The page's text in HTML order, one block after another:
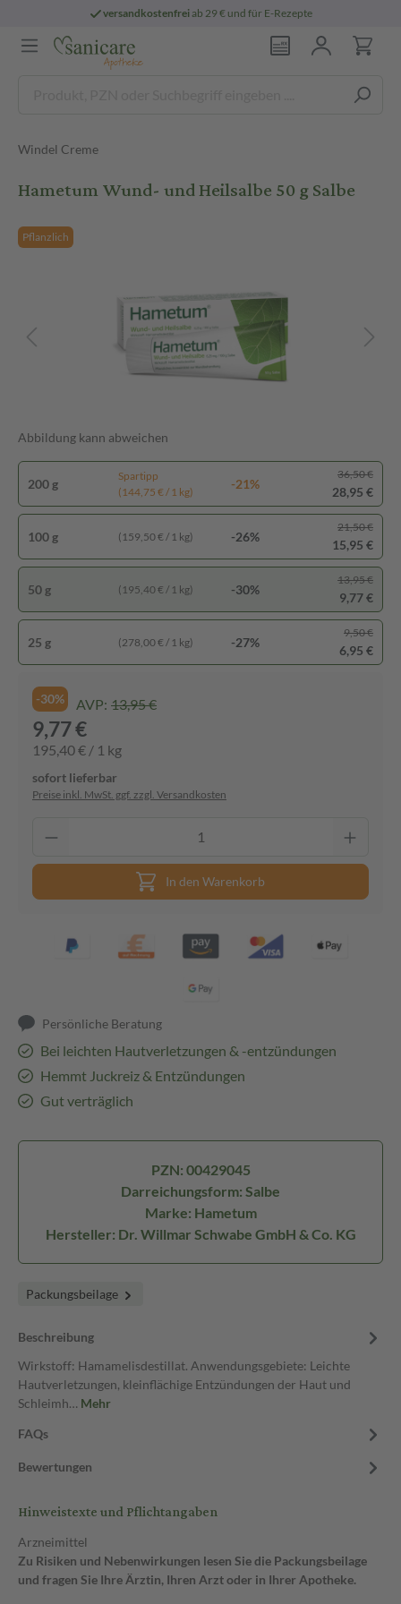
versandkostenfreiab 29 € und für E-Rezepte
Windel Creme
Hametum Wund- und Heilsalbe 50 g Salbe
Pflanzlich
Abbildung kann abweichen
200 g
Spartipp
(144,75 € / 1 kg)
-21%
36,50 €
28,95 €
100 g (159,50 € / 1 kg) -26%
21,50 €
15,95 €
50 g (195,40 € / 1 kg) -30%
13,95 €
9,77 €
25 g (278,00 € / 1 kg) -27%
9,50 €
6,95 €
-30% AVP: 13,95 €
9,77 €
195,40 € / 1 kg
sofort lieferbar
Preise inkl. MwSt. ggf. zzgl. Versandkosten
In den Warenkorb
Persönliche Beratung
Bei leichten Hautverletzungen & -entzündungen
Hemmt Juckreiz & Entzündungen
Gut verträglich
PZN: 00429045
Darreichungsform: Salbe
Marke: Hametum
Hersteller: Dr. Willmar Schwabe GmbH & Co. KG
Packungsbeilage
Beschreibung
Wirkstoff: Hamamelisdestillat. Anwendungsgebiete: Leichte
Hautverletzungen, kleinflächige Entzündungen der Haut und
Schleimh… Mehr
FAQs
Bewertungen
Hinweistexte und Pflichtangaben
Arzneimittel
Zu Risiken und Nebenwirkungen lesen Sie die Packungsbeilage
und fragen Sie Ihre Ärztin, Ihren Arzt oder in Ihrer Apotheke.